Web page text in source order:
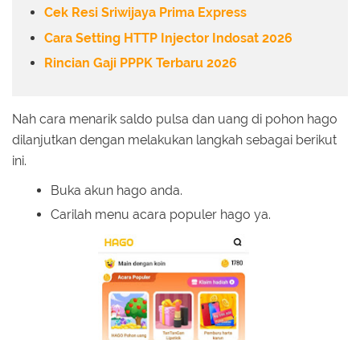
Cek Resi Sriwijaya Prima Express
Cara Setting HTTP Injector Indosat 2026
Rincian Gaji PPPK Terbaru 2026
Nah cara menarik saldo pulsa dan uang di pohon hago
dilanjutkan dengan melakukan langkah sebagai berikut
ini.
Buka akun hago anda.
Carilah menu acara populer hago ya.